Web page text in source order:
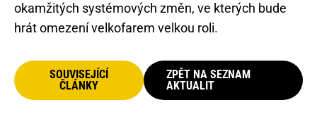
okamžitých systémových změn, ve kterých bude
hrát omezení velkofarem velkou roli.
SOUVISEJÍCÍ
ČLÁNKY
ZPĚT NA SEZNAM
AKTUALIT